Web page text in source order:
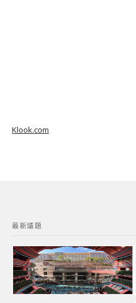
Klook.com
最新議題